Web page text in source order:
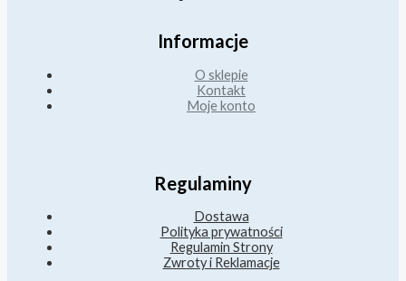
Informacje
O sklepie
Kontakt
Moje konto
Regulaminy
Dostawa
Polityka prywatności
Regulamin Strony
Zwroty i Reklamacje